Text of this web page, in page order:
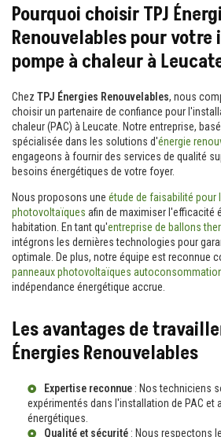
Pourquoi choisir TPJ
Renouvelables pour
pompe à chaleur à
Chez TPJ Énergies Renouvelables, nous
choisir un partenaire de confiance pour
chaleur (PAC) à Leucate. Notre entreprise,
spécialisée dans les solutions d'énergie
engageons à fournir des services de qualité
besoins énergétiques de votre foyer.
Nous proposons une étude de faisabilité pour
photovoltaïques afin de maximiser l'efficacité
habitation. En tant qu'entreprise de ballons
intégrons les dernières technologies pour
optimale. De plus, notre équipe est reconnue
panneaux photovoltaïques
indépendance énergétique accrue.
Les avantages de
Énergies Renouvelables
Expertise reconnue : Nos techniciens
expérimentés dans l'installation de PAC et
énergétiques.
Qualité et sécurité : Nous respectons